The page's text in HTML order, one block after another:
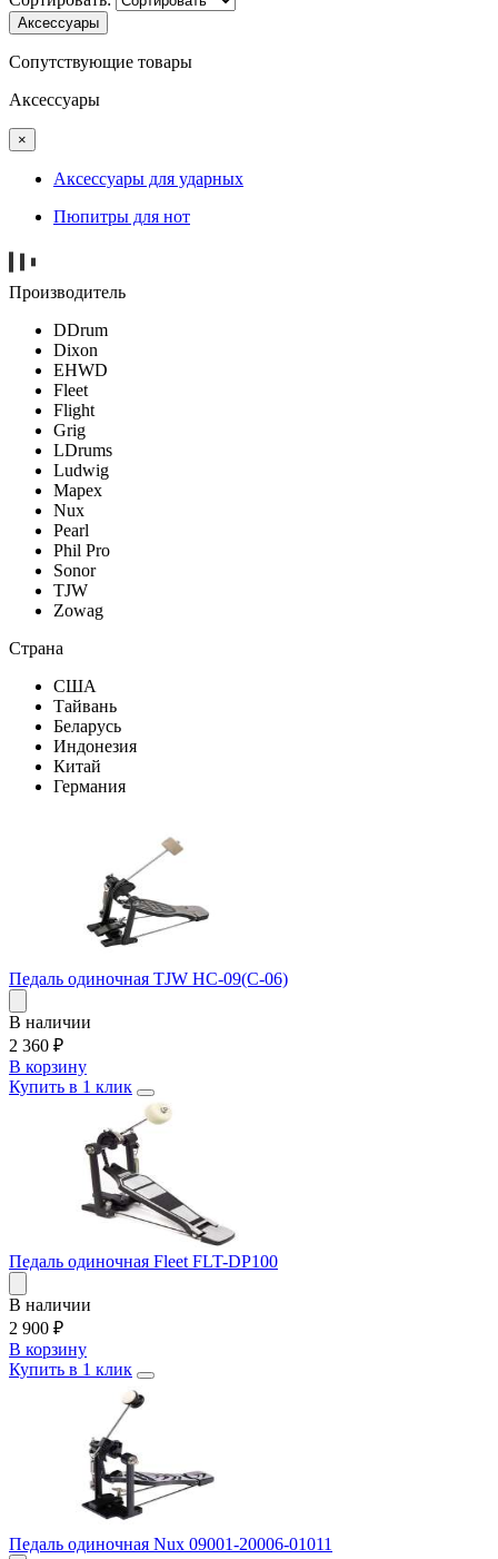
Аксессуары
Сопутствующие товары
Аксессуары
×
Аксессуары для ударных
Пюпитры для нот
Производитель
DDrum
Dixon
EHWD
Fleet
Flight
Grig
LDrums
Ludwig
Mapex
Nux
Pearl
Phil Pro
Sonor
TJW
Zowag
Страна
США
Тайвань
Беларусь
Индонезия
Китай
Германия
Педаль одиночная TJW HC-09(C-06)
В наличии
2 360 ₽
В корзину
Купить в 1 клик
Педаль одиночная Fleet FLT-DP100
В наличии
2 900 ₽
В корзину
Купить в 1 клик
Педаль одиночная Nux 09001-20006-01011